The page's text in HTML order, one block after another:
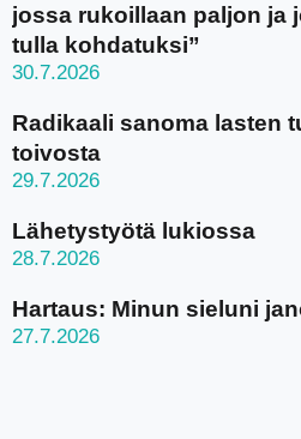
jossa rukoillaan paljon ja
tulla kohdatuksi”
30.7.2026
Radikaali sanoma lasten
toivosta
29.7.2026
Lähetystyötä lukiossa
28.7.2026
Hartaus: Minun sieluni
27.7.2026